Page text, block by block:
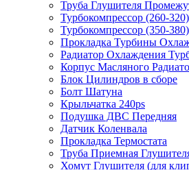
Труба Глушителя
Турбокомпрессор (260-320)
Турбокомпрессор (350-380)
Прокладка Турбины
Радиатор Охлаждения
Корпус Масляного
Блок Цилиндров в сборе
Болт Шатуна
Крыльчатка 240ps
Подушка ДВС Передняя
Датчик Коленвала
Прокладка Термостата
Труба Приемная
Хомут Глушителя (для